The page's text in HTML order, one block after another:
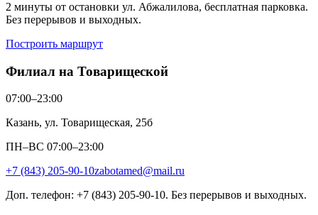
2 минуты от остановки ул. Абжалилова, бесплатная парковка.
Без перерывов и выходных.
Построить маршрут
Филиал на Товарищеской
07:00–23:00
Казань, ул. Товарищеская, 25б
ПН–ВС 07:00–23:00
+7 (843) 205-90-10zabotamed@mail.ru
Доп. телефон: +7 (843) 205-90-10. Без перерывов и выходных.